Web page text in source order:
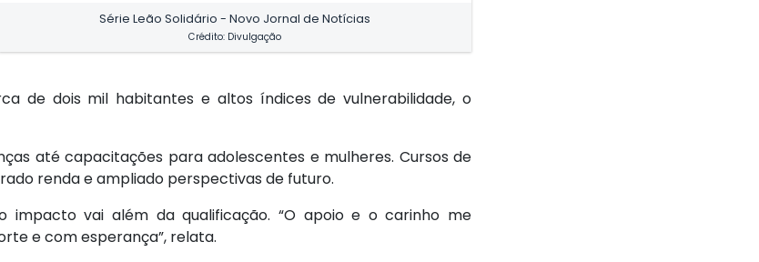
Série Leão Solidário - Novo Jornal de Notícias
Crédito: Divulgação
de dois mil habitantes e altos índices de vulnerabilidade, o
até capacitações para adolescentes e mulheres. Cursos de
renda e ampliado perspectivas de futuro.
impacto vai além da qualificação. “O apoio e o carinho me
e com esperança”, relata.